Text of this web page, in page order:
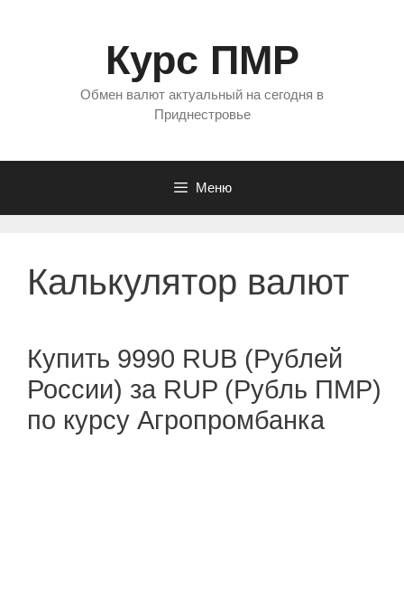
Курс ПМР
Обмен валют актуальный на сегодня в
Приднестровье
Меню
Калькулятор валют
Купить 9990 RUB (Рублей
России) за RUP (Рубль ПМР)
по курсу Агропромбанка